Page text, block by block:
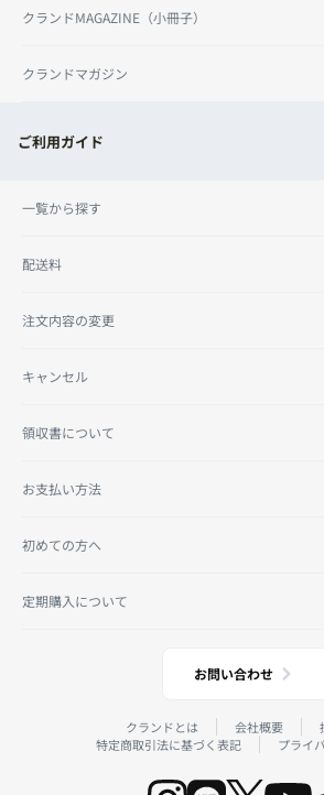
クランドMAGAZINE（小冊子）
クランドマガジン
ご利用ガイド
一覧から探す
配送料
注文内容の変更
キャンセル
領収書について
お支払い方法
初めての方へ
定期購入について
お問い合わせ
クランドとは 会社概要
特定商取引法に基づく表記
プライ